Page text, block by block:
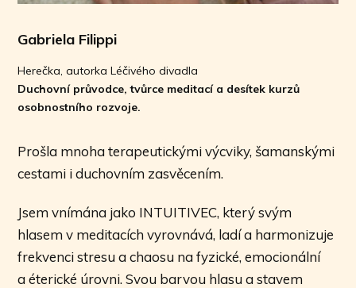
Gabriela Filippi
Herečka, autorka Léčivého divadla
Duchovní průvodce, tvůrce meditací a desítek kurzů
osobnostního rozvoje.
Prošla mnoha terapeutickými výcviky, šamanskými
cestami i duchovním zasvěcením.
Jsem vnímána jako INTUITIVEC, který svým
hlasem v meditacích vyrovnává, ladí a harmonizuje
frekvenci stresu a chaosu na fyzické, emocionální
a éterické úrovni. Svou barvou hlasu a stavem